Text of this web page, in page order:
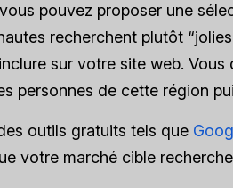
pouvez proposer une
recherchent plutôt
sur votre site web. Vous
personnes de cette région
outils gratuits tels que
votre marché cible